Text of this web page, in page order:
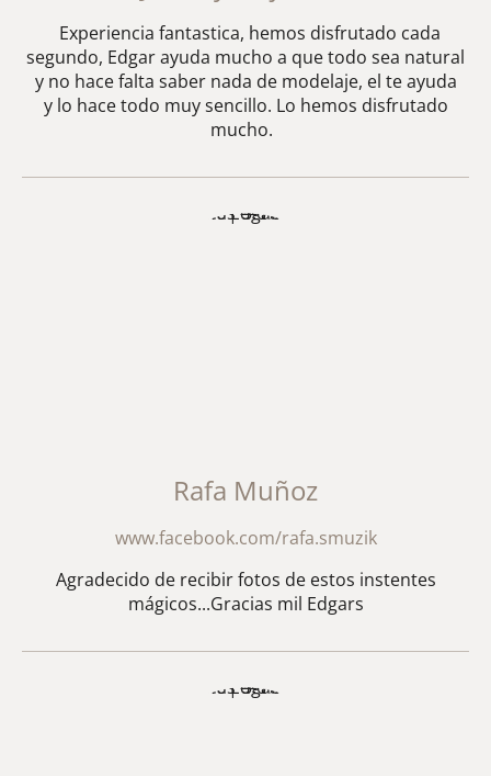
Experiencia fantastica, hemos disfrutado cada
segundo, Edgar ayuda mucho a que todo sea natural
y no hace falta saber nada de modelaje, el te ayuda
y lo hace todo muy sencillo. Lo hemos disfrutado
mucho.
Rafa Muñoz
www.facebook.com/rafa.smuzik
Agradecido de recibir fotos de estos instentes
mágicos...Gracias mil Edgars